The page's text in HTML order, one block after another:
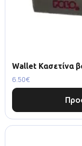
Wallet Κασετίνα
6.50€